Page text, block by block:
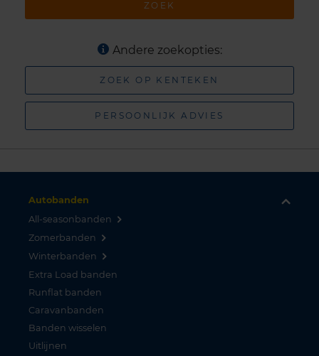
ZOEK
Andere zoekopties:
ZOEK OP KENTEKEN
PERSOONLIJK ADVIES
Autobanden
All-seasonbanden
Zomerbanden
Winterbanden
Extra Load banden
Runflat banden
Caravanbanden
Banden wisselen
Uitlijnen